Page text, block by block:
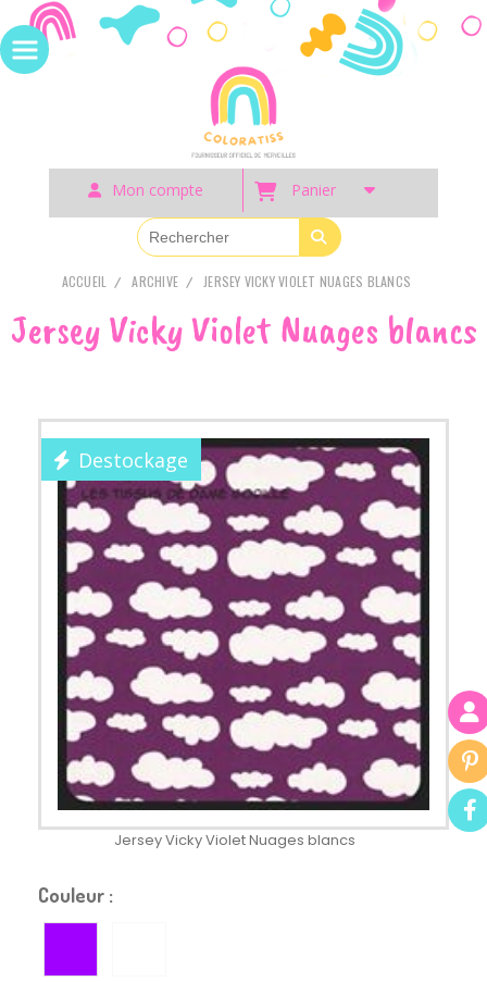
Mon compte Panier
ACCUEIL ARCHIVE JERSEY VICKY VIOLET NUAGES BLANCS
Jersey Vicky Violet Nuages blancs
Destockage
Jersey Vicky Violet Nuages blancs
Couleur :
Panneau de gestion des cookies